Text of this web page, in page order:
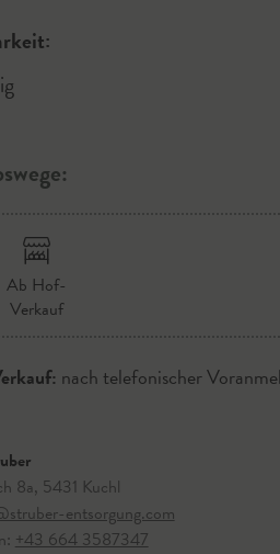
Ab Hof-
Verkauf
nach telefonischer
8a, 5431 Kuchl
entsorgung.com
+43 664 3587347